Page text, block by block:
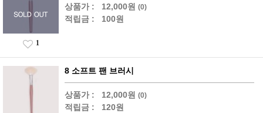
상품가 : 12,000원 (0)
적립금 : 100원
1
8 소프트 팬 브러시
상품가 : 12,000원 (0)
적립금 : 120원